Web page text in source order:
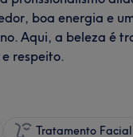
boa energia e
Aqui, a beleza é
respeito.
Tratamento Facial